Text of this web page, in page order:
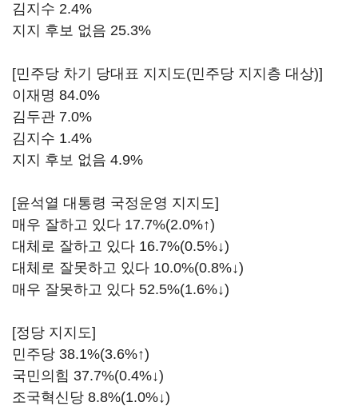
김지수 2.4%
지지 후보 없음 25.3%
[민주당 차기 당대표 지지도(민주당 지지층 대상)]
이재명 84.0%
김두관 7.0%
김지수 1.4%
지지 후보 없음 4.9%
[윤석열 대통령 국정운영 지지도]
매우 잘하고 있다 17.7%(2.0%↑)
대체로 잘하고 있다 16.7%(0.5%↓)
대체로 잘못하고 있다 10.0%(0.8%↓)
매우 잘못하고 있다 52.5%(1.6%↓)
[정당 지지도]
민주당 38.1%(3.6%↑)
국민의힘 37.7%(0.4%↓)
조국혁신당 8.8%(1.0%↓)